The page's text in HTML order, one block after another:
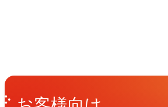
Get in Touchお問い合わ